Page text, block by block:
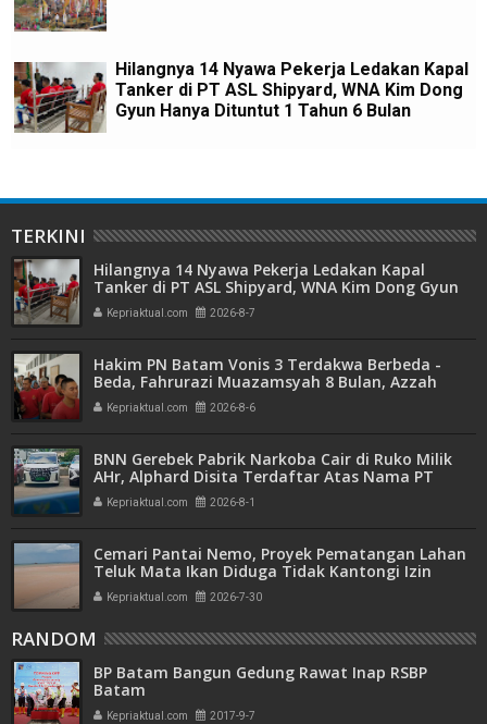
Hilangnya 14 Nyawa Pekerja Ledakan Kapal
Tanker di PT ASL Shipyard, WNA Kim Dong
Gyun Hanya Dituntut 1 Tahun 6 Bulan
TERKINI
Hilangnya 14 Nyawa Pekerja Ledakan Kapal
Tanker di PT ASL Shipyard, WNA Kim Dong Gyun
Hanya Dituntut 1 Tahun 6 Bulan
Kepriaktual.com 2026-8-7
Hakim PN Batam Vonis 3 Terdakwa Berbeda -
Beda, Fahrurazi Muazamsyah 8 Bulan, Azzah
Azzurah dan Risma Divonis 2 Tahun 6 Bulan
Kepriaktual.com 2026-8-6
BNN Gerebek Pabrik Narkoba Cair di Ruko Milik
AHr, Alphard Disita Terdaftar Atas Nama PT
Mitra Usaha Properti
Kepriaktual.com 2026-8-1
Cemari Pantai Nemo, Proyek Pematangan Lahan
Teluk Mata Ikan Diduga Tidak Kantongi Izin
Amdal
Kepriaktual.com 2026-7-30
RANDOM
BP Batam Bangun Gedung Rawat Inap RSBP
Batam
Kepriaktual.com 2017-9-7